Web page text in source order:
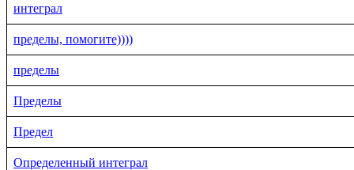
интеграл
пределы, помогите))))
пределы
Пределы
Предел
Определенный интеграл